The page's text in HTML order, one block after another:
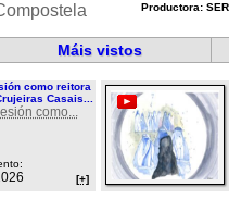
Productora:
Máis vistos
como reitora
Casais...
como...
[+]